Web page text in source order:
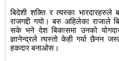
बिदेशी शक्ति र त्यस्का भारदारहरुले
राजगद्दी गयो। बरु अहिलेका राजाले
सके भने देश बिकासमा उनको
ज्ञानेन्द्रले त्यस्तो केही गर्या छैनन
हकदार बनाओस।